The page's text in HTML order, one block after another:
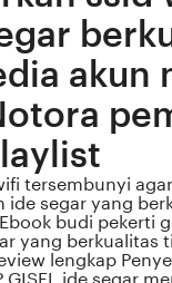
akun
tersembunyi
ide segar yang
budi pekerti
yang berkualitas
lengkap
ide segar